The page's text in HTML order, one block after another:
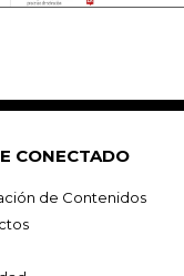
CONECTADO
de Contenidos